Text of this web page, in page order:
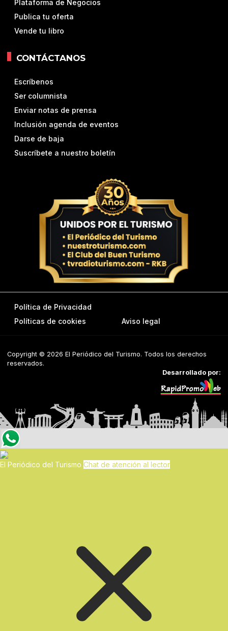
Plataforma de Negocios
Publica tu oferta
Vende tu libro
CONTÁCTANOS
Escríbenos
Ser columnista
Enviar notas de prensa
Inclusión agenda de eventos
Darse de baja
Suscríbete a nuestro boletín
Política de Privacidad
Políticas de cookies
Aviso legal
Copyright © 2026 El Periódico del Turismo. Todos los derechos
reservados.
Desarrollado por:
El Periódico del Turismo Chat de atención al lector